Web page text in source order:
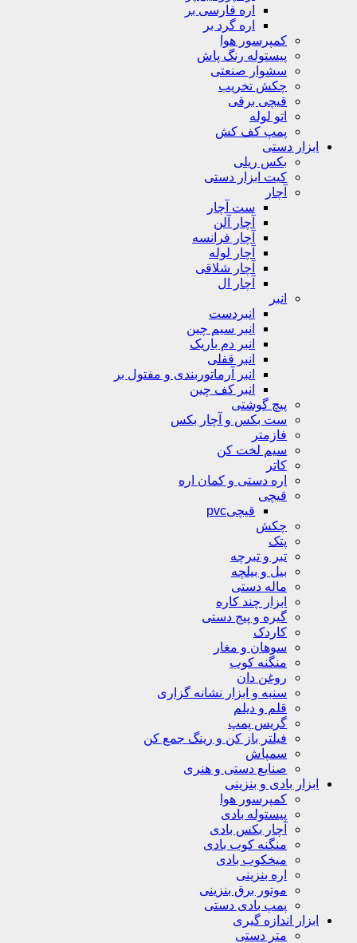
اره فارسی بر
اره گرد بر
کمپرسور هوا
پیستوله رنگ پاش
سشوار صنعتی
چکش تخریب
قیچی برقی
اتو لوله
پمپ کف کش
ابزار دستی
بکس ریلی
کیت ابزار دستی
آچار
ست آچار
آچار آلن
آچار فرانسه
آچار لوله
آچار شلاقی
آچار ال
انبر
انبردست
انبر سیم چین
انبر دم باریک
انبر قفلی
انبر آرماتوربندی و مفتول بر
انبر کف چین
پیچ گوشتی
ست بکس و آچار بکس
فازمتر
سیم لخت کن
کاتر
اره دستی و کمان اره
قیچی
قیچیpvc
چکش
پتک
تبر و تبرچه
بیل و بیلچه
ماله دستی
ابزار چند کاره
گیره و پیج دستی
کاردک
سوهان و مغار
منگنه کوب
روغن دان
سنبه و ابزار نشانه گزاری
قلم و دیلم
گریس پمپ
فیلتر باز کن و رینگ جمع کن
سمپاش
صنایع دستی و هنری
ابزار بادی و بنزینی
کمپرسور هوا
پیستوله بادی
آچار بکس بادی
منگنه کوب بادی
میخکوب بادی
اره بنزینی
موتور برق بنزینی
پمپ بادی دستی
ابزار اندازه گیری
متر دستی